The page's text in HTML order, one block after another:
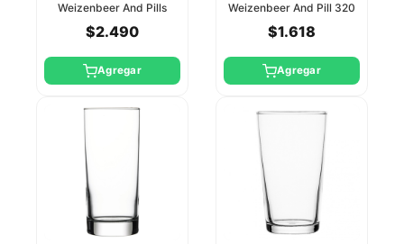
Weizenbeer And Pills
$2.490
Agregar
Weizenbeer And Pill 320
$1.618
Agregar